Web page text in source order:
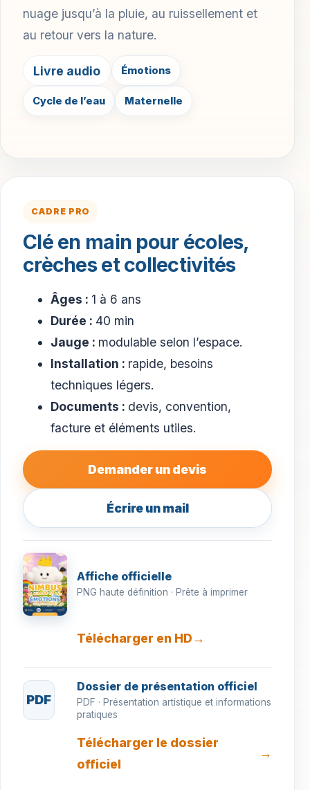
nuage jusqu’à la pluie, au ruissellement et
au retour vers la nature.
Livre audio Émotions
Cycle de l’eau Maternelle
CADRE PRO
Clé en main pour écoles,
crèches et collectivités
Âges : 1 à 6 ans
Durée : 40 min
Jauge : modulable selon l’espace.
Installation : rapide, besoins
techniques légers.
Documents : devis, convention,
facture et éléments utiles.
Demander un devis
Écrire un mail
Affiche officielle
PNG haute définition · Prête à imprimer
Télécharger en HD
PDF
Dossier de présentation officiel
PDF · Présentation artistique et informations
pratiques
Télécharger le dossier
officiel